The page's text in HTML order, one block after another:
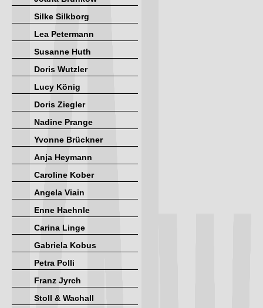
Silke Silkborg
Lea Petermann
Susanne Huth
Doris Wutzler
Lucy König
Doris Ziegler
Nadine Prange
Yvonne Brückner
Anja Heymann
Caroline Kober
Angela Viain
Enne Haehnle
Carina Linge
Gabriela Kobus
Petra Polli
Franz Jyrch
Stoll & Wachall